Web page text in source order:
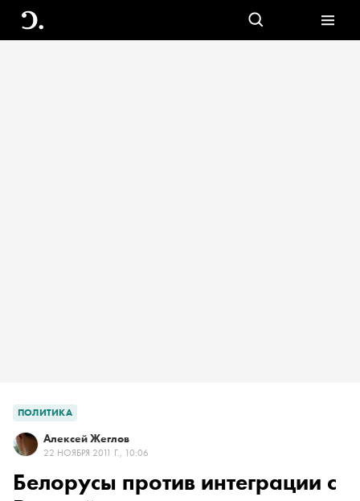
ПОЛИТИКА
Алексей Жеглов
22 НОЯБРЯ 2011 Г., 10:06
Белорусы против интеграции с